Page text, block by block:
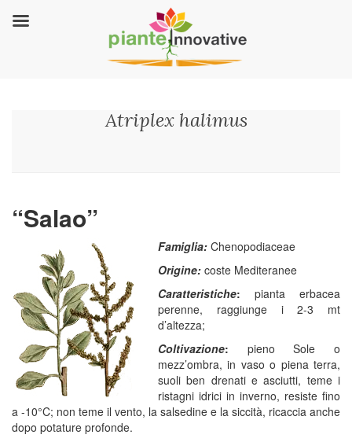
Atriplex halimus
“Salao”
Famiglia: Chenopodiaceae
Origine: coste Mediteranee
Caratteristiche: pianta erbacea
perenne, raggiunge i 2-3 mt
d’altezza;
Coltivazione: pieno Sole o
mezz’ombra, in vaso o piena terra,
suoli ben drenati e asciutti, teme i
ristagni idrici in inverno, resiste fino
a -10°C; non teme il vento, la salsedine e la siccità, ricaccia anche
dopo potature profonde.